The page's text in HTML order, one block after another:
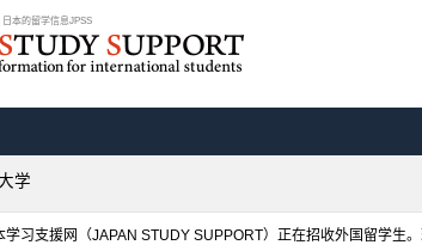
本的留学信息JPSS
学
习支援网（JAPAN STUDY SUPPORT）正在招收外国留学生